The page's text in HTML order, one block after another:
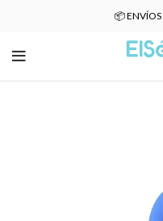
📦 ENVÍOS